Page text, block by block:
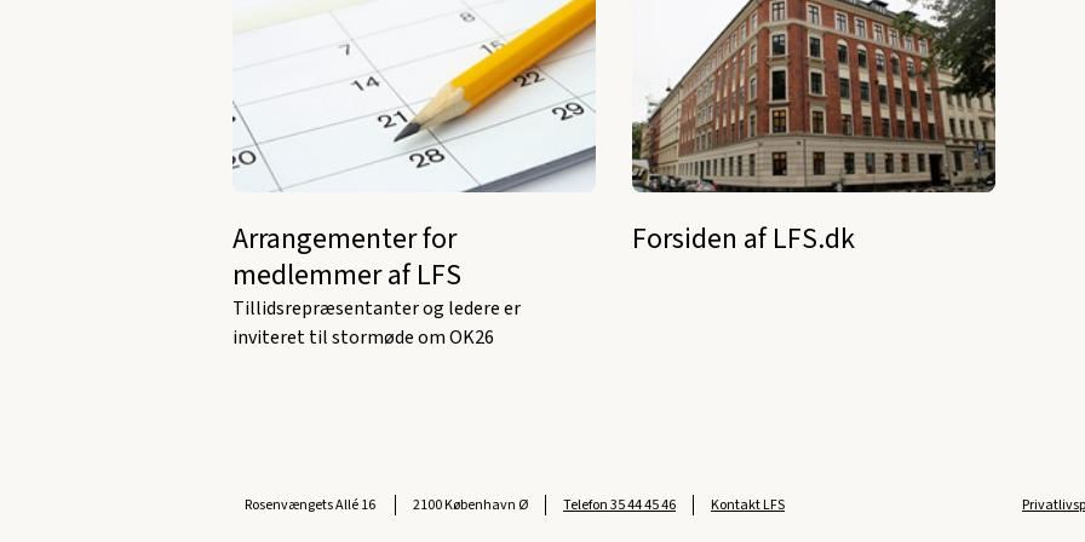
Arrangementer for
medlemmer af LFS
Tillidsrepræsentanter og ledere er
inviteret til stormøde om OK26
Forsiden af LFS.dk
Rosenvængets Allé 16 2100 København Ø Telefon35 44 45 46 Kontakt LFS